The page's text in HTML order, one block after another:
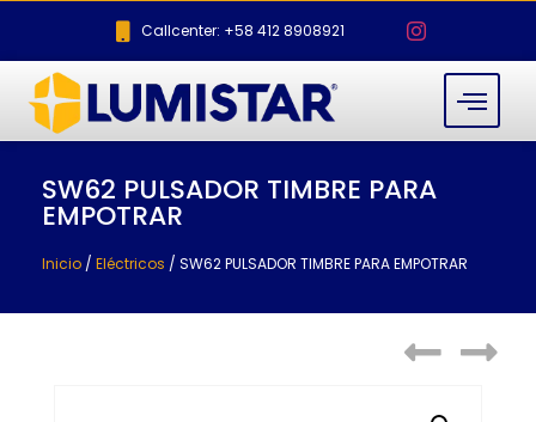
Callcenter: +58 412 8908921
SW62 PULSADOR TIMBRE PARA
EMPOTRAR
Inicio / Eléctricos / SW62 PULSADOR TIMBRE PARA EMPOTRAR